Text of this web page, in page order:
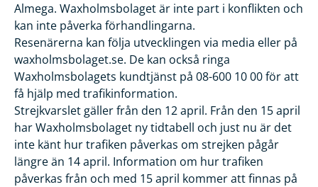
Almega. Waxholmsbolaget är inte part i konflikten och
kan inte påverka förhandlingarna.
Resenärerna kan följa utvecklingen via media eller på
waxholmsbolaget.se. De kan också ringa
Waxholmsbolagets kundtjänst på 08-600 10 00 för att
få hjälp med trafikinformation.
Strejkvarslet gäller från den 12 april. Från den 15 april
har Waxholmsbolaget ny tidtabell och just nu är det
inte känt hur trafiken påverkas om strejken pågår
längre än 14 april. Information om hur trafiken
påverkas från och med 15 april kommer att finnas på